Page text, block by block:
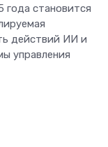
года становится
действий ИИ и
управления